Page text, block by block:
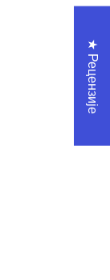
★ Рецензије